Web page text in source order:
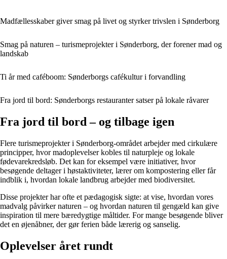
Madfællesskaber giver smag på livet og styrker trivslen i Sønderborg
Smag på naturen – turismeprojekter i Sønderborg, der forener mad og
landskab
Ti år med caféboom: Sønderborgs cafékultur i forvandling
Fra jord til bord: Sønderborgs restauranter satser på lokale råvarer
Fra jord til bord – og tilbage igen
Flere turismeprojekter i Sønderborg-området arbejder med cirkulære
principper, hvor madoplevelser kobles til naturpleje og lokale
fødevarekredsløb. Det kan for eksempel være initiativer, hvor
besøgende deltager i høstaktiviteter, lærer om kompostering eller får
indblik i, hvordan lokale landbrug arbejder med biodiversitet.
Disse projekter har ofte et pædagogisk sigte: at vise, hvordan vores
madvalg påvirker naturen – og hvordan naturen til gengæld kan give
inspiration til mere bæredygtige måltider. For mange besøgende bliver
det en øjenåbner, der gør ferien både lærerig og sanselig.
Oplevelser året rundt